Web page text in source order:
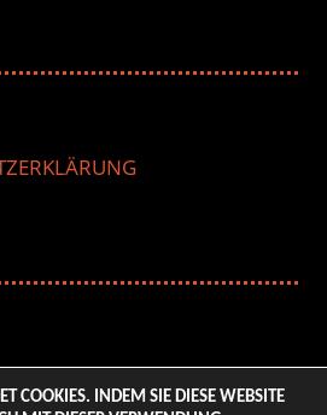
COOKIES. INDEM SIE DIESE WEBSITE